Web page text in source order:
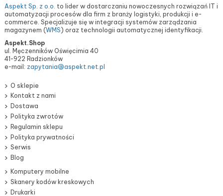
Aspekt Sp. z o.o. to lider w dostarczaniu nowoczesnych rozwiązań IT i
automatyzacji procesów dla firm z branży logistyki, produkcji i e-
commerce. Specjalizuje się w integracji systemów zarządzania
magazynem (WMS) oraz technologii automatycznej identyfikacji.
Aspekt.Shop
ul. Męczenników Oświęcimia 40
41-922 Radzionków
e-mail: zapytania@aspekt.net.pl
O sklepie
Kontakt z nami
Dostawa
Polityka zwrotów
Regulamin sklepu
Polityka prywatności
Serwis
Blog
Komputery mobilne
Skanery kodów kreskowych
Drukarki